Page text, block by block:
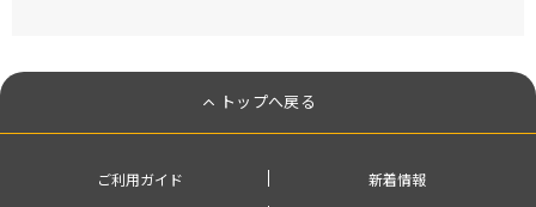
トップへ戻る
ご利用ガイド
新着情報